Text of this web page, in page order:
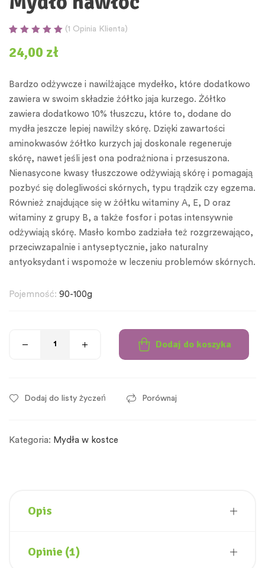
na 5 na
oceny klienta
(1 Opinia Klienta)
24,00 zł
Bardzo odżywcze i nawilżające mydełko, które dodatkowo
zawiera w swoim składzie żółtko jaja kurzego. Żółtko
zawiera dodatkowo 10% tłuszczu, które to, dodane do
mydła jeszcze lepiej nawilży skórę. Dzięki zawartości
aminokwasów żółtko kurzych jaj doskonale regeneruje
skórę, nawet jeśli jest ona podrażniona i przesuszona.
Nienasycone kwasy tłuszczowe odżywiają skórę i pomagają
pozbyć się dolegliwości skórnych, typu trądzik czy egzema.
Również znajdujące się w żółtku witaminy A, E, D oraz
witaminy z grupy B, a także fosfor i potas intensywnie
odżywiają skórę. Masło kombo zadziała też rozgrzewająco,
przeciwzapalnie i antyseptycznie, jako naturalny
antyoksydant i wspomoże w leczeniu problemów skórnych.
Pojemność: 90-100g
Dodaj do koszyka
Dodaj do listy życzeń Porównaj
Kategoria: Mydła w kostce
Opis
Opinie (1)